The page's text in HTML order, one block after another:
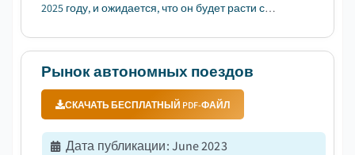
2025 году, и ожидается, что он будет расти с
ростом урбанизации и спроса на общественный
Рынок автономных поездов
СКАЧАТЬ БЕСПЛАТНЫЙ PDF-ФАЙЛ
Дата публикации:June 2023